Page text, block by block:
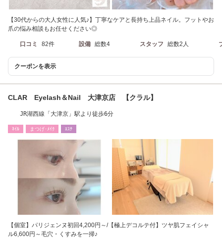
【30代からの大人女性に人気♪】丁寧なケアと長持ち上品ネイル。フットやお
爪の悩み相談もお任せください◎
口コミ 82件 設備 総数4 スタッフ 総数2人
クーポンを表示
CLAR Eyelash＆Nail 大津京店 【クラル】
JR湖西線「大津京」駅より徒歩6分
ﾈｲﾙ まつげ･ﾒｲｸ ｴｽﾃ
【個室】パリジェンヌ初回4,200円～/【極上デコルテ付】ツヤ肌フェイシャ
ル6,600円～毛穴・くすみを一掃♪